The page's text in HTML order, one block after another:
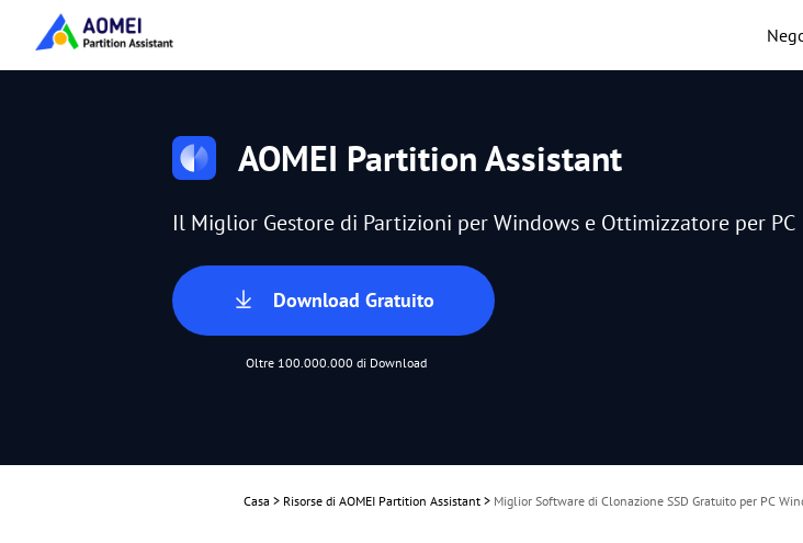
AOMEI Partition Assistant
Il Miglior Gestore di Partizioni per Windows e Ottimizzatore per PC
Download Gratuito
Oltre 100.000.000 di Download
Casa > Risorse di AOMEI Partition Assistant > Miglior Software di Clonazione SSD Gratuito per PC